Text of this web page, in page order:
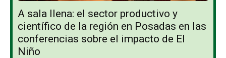
A sala llena: el sector productivo y
científico de la región en Posadas en las
conferencias sobre el impacto de El
Niño